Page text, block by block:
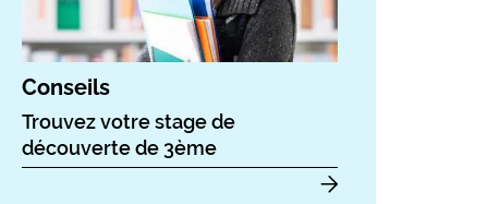
Conseils
Trouvez votre stage de
découverte de 3ème